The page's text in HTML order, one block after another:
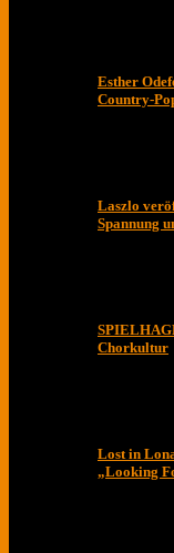
Esther
Country-
Laszlo
Spannung
Chorkultur
Lost in
„Looking